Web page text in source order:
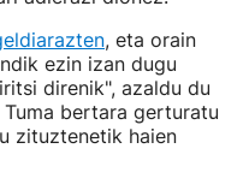
, eta orain
ezin izan dugu
direnik", azaldu du
bertara gerturatu
zituztenetik haien